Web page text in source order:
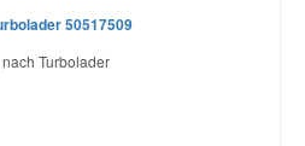
50517509
Turbolader